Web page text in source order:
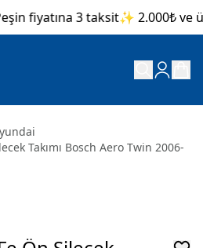
fiyatına 3 taksit✨ 2.000₺ ve
Takımı Bosch Aero Twin 2006-